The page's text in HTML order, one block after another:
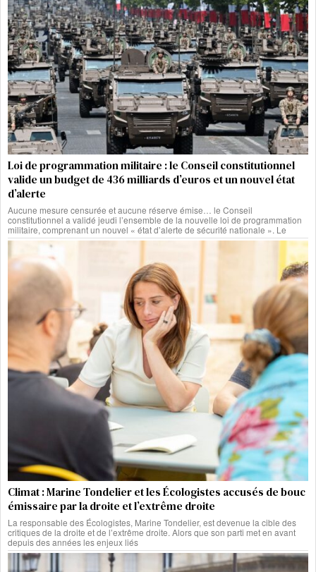
Loi de programmation militaire : le Conseil constitutionnel
valide un budget de 436 milliards d’euros et un nouvel état
d’alerte
Aucune mesure censurée et aucune réserve émise… le Conseil
constitutionnel a validé jeudi l’ensemble de la nouvelle loi de programmation
militaire, comprenant un nouvel « état d’alerte de sécurité nationale ». Le
Climat : Marine Tondelier et les Écologistes accusés de bouc
émissaire par la droite et l’extrême droite
La responsable des Écologistes, Marine Tondelier, est devenue la cible des
critiques de la droite et de l’extrême droite. Alors que son parti met en avant
depuis des années les enjeux liés